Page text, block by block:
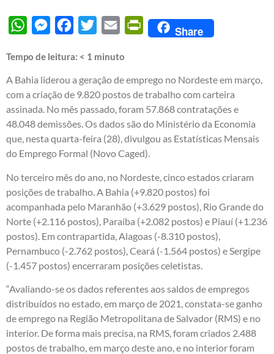
WhatsAppMessengerFacebook
Twitter Email PrintFriendly
Share
Tempo de leitura: < 1 minuto
A Bahia liderou a geração de emprego no Nordeste em março,
com a criação de 9.820 postos de trabalho com carteira
assinada. No mês passado, foram 57.868 contratações e
48.048 demissões. Os dados são do Ministério da Economia
que, nesta quarta-feira (28), divulgou as Estatísticas Mensais
do Emprego Formal (Novo Caged).
No terceiro mês do ano, no Nordeste, cinco estados criaram
posições de trabalho. A Bahia (+9.820 postos) foi
acompanhada pelo Maranhão (+3.629 postos), Rio Grande do
Norte (+2.116 postos), Paraíba (+2.082 postos) e Piauí (+1.236
postos). Em contrapartida, Alagoas (-8.310 postos),
Pernambuco (-2.762 postos), Ceará (-1.564 postos) e Sergipe
(-1.457 postos) encerraram posições celetistas.
“Avaliando-se os dados referentes aos saldos de empregos
distribuídos no estado, em março de 2021, constata-se ganho
de emprego na Região Metropolitana de Salvador (RMS) e no
interior. De forma mais precisa, na RMS, foram criados 2.488
postos de trabalho, em março deste ano, e no interior foram